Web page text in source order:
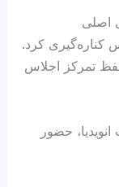
اصلی
کناره‌گیری کرد.
تمرکز اجلاس
حضور